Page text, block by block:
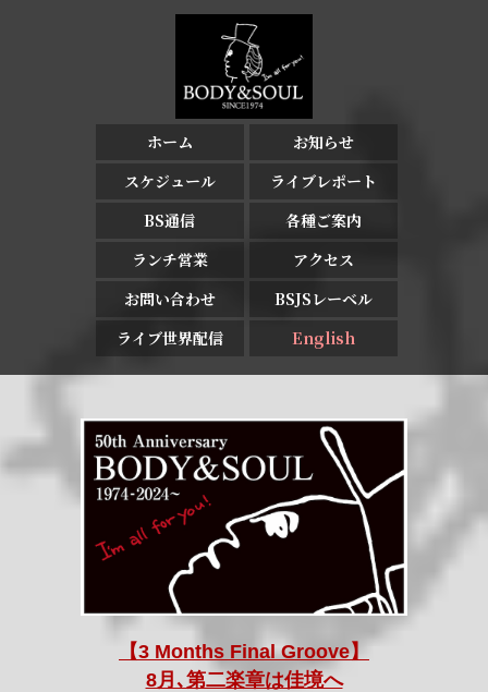
ホーム
お知らせ
スケジュール
ライブレポート
BS通信
各種ご案内
ランチ営業
アクセス
お問い合わせ
BSJSレーベル
ライブ世界配信
English
【3 Months Final Groove】
8月､第二楽章は佳境へ